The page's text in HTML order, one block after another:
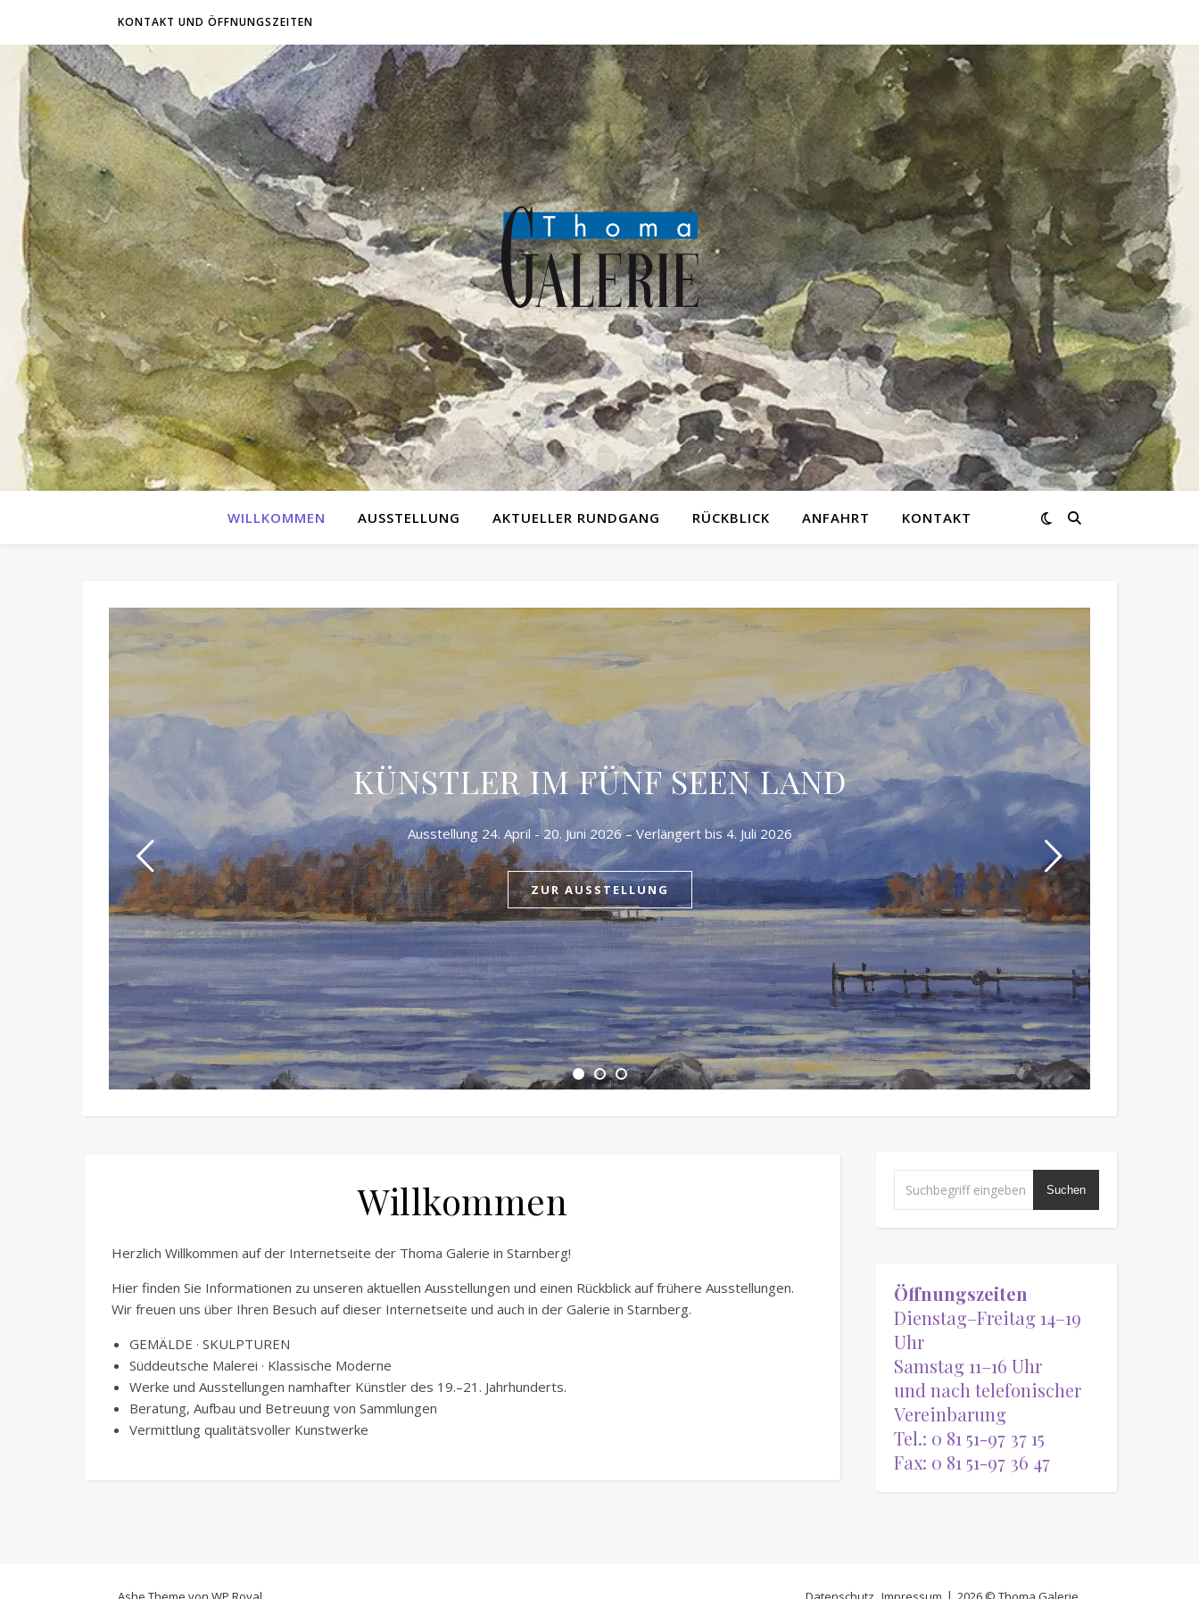
KONTAKT UND ÖFFNUNGSZEITEN
WILLKOMMEN AUSSTELLUNG AKTUELLER RUNDGANG RÜCKBLICK ANFAHRT KONTAKT
KÜNSTLER IM FÜNF SEEN LAND
Ausstellung 24. April - 20. Juni 2026 – Verlängert bis 4. Juli 2026
ZUR AUSSTELLUNG
Willkommen
Herzlich Willkommen auf der Internetseite der Thoma Galerie in Starnberg!
Hier finden Sie Informationen zu unseren aktuellen Ausstellungen und einen Rückblick auf frühere Ausstellungen.
Wir freuen uns über Ihren Besuch auf dieser Internetseite und auch in der Galerie in Starnberg.
GEMÄLDE · SKULPTUREN
Süddeutsche Malerei · Klassische Moderne
Werke und Ausstellungen namhafter Künstler des 19.–21. Jahrhunderts.
Beratung, Aufbau und Betreuung von Sammlungen
Vermittlung qualitätsvoller Kunstwerke
Suchen
Öffnungszeiten
Dienstag–Freitag 14–19
Uhr
Samstag 11–16 Uhr
und nach telefonischer
Vereinbarung
Tel.: 0 81 51-97 37 15
Fax: 0 81 51-97 36 47